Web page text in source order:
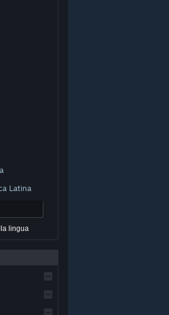
desktop
negli Stati Uniti e
Latina
lingua